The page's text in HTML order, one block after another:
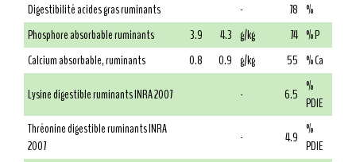
Digestibilité acides gras ruminants
- 78 %
Phosphore absorbable ruminants
3.9 4.3 g/kg 74 % P
Calcium absorbable, ruminants
0.8 0.9 g/kg 55 % Ca
Lysine digestible ruminants INRA 2007
- 6.5 %
PDIE
Thréonine digestible ruminants INRA
2007
- 4.9 %
PDIE